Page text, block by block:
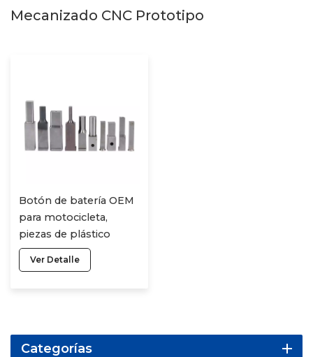
Mecanizado CNC Prototipo
Botón de batería OEM
para motocicleta,
piezas de plástico
fabricadas a medida
mediante CNC.
Ver Detalle
Categorías